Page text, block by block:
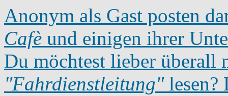
Anonym als Gast posten
Cafè und einigen ihrer
Du möchtest lieber überall
"Fahrdienstleitung"lesen?